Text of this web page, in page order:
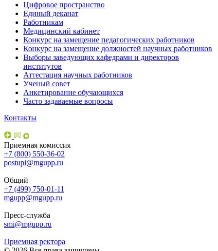
Цифровое пространство
Единый деканат
Работникам
Медицинский кабинет
Конкурс на замещение педагогических работников
Конкурс на замещение должностей научных работников
Выборы заведующих кафедрами и директоров
институтов
Аттестация научных работников
Ученый совет
Анкетирование обучающихся
Часто задаваемые вопросы
Контакты
Приемная комиссия
+7 (800) 550-36-02
postupi@mgupp.ru
Общий
+7 (499) 750-01-11
mgupp@mgupp.ru
Пресс-служба
smi@mgupp.ru
Приемная ректора